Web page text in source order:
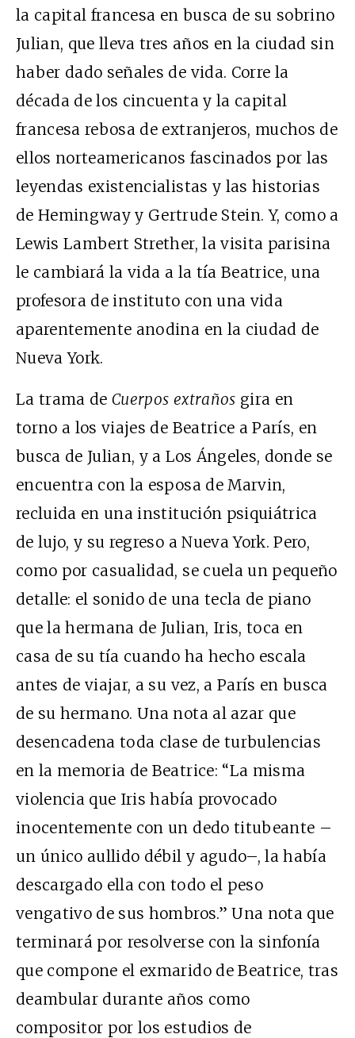
la capital francesa en busca de su sobrino
Julian, que lleva tres años en la ciudad sin
haber dado señales de vida. Corre la
década de los cincuenta y la capital
francesa rebosa de extranjeros, muchos de
ellos norteamericanos fascinados por las
leyendas existencialistas y las historias
de Hemingway y Gertrude Stein. Y, como a
Lewis Lambert Strether, la visita parisina
le cambiará la vida a la tía Beatrice, una
profesora de instituto con una vida
aparentemente anodina en la ciudad de
Nueva York.
La trama deCuerpos extraños gira en
torno a los viajes de Beatrice a París, en
busca de Julian, y a Los Ángeles, donde se
encuentra con la esposa de Marvin,
recluida en una institución psiquiátrica
de lujo, y su regreso a Nueva York. Pero,
como por casualidad, se cuela un pequeño
detalle: el sonido de una tecla de piano
que la hermana de Julian, Iris, toca en
casa de su tía cuando ha hecho escala
antes de viajar, a su vez, a París en busca
de su hermano. Una nota al azar que
desencadena toda clase de turbulencias
en la memoria de Beatrice: “La misma
violencia que Iris había provocado
inocentemente con un dedo titubeante –
un único aullido débil y agudo–, la había
descargado ella con todo el peso
vengativo de sus hombros.” Una nota que
terminará por resolverse con la sinfonía
que compone el exmarido de Beatrice, tras
deambular durante años como
compositor por los estudios de